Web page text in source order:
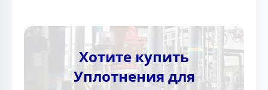
Хотите купить
Уплотнения для